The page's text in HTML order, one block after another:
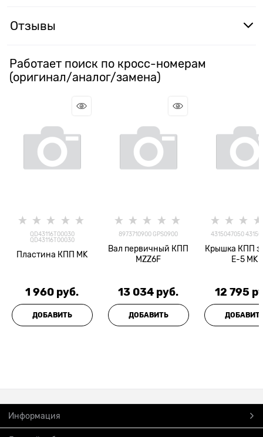
Отзывы
Работает поиск по кросс-номерам
(оригинал/аналог/замена)
QD43116T00030
QD43116T00030
Пластина КПП MK
1 960 руб.
ДОБАВИТЬ
8973710900 GPS0900
Вал первичный КПП
MZZ6F
13 034 руб.
ДОБАВИТЬ
4315047050
Крышка КПП
E-5 MK
12 795
Информация